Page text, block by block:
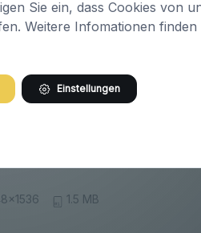
1.5 MB
Sie ein, dass Cookies von
Weitere Infomationen finden
Einstellungen